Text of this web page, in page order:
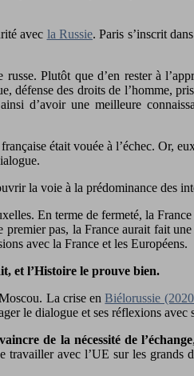
avec la Russie. Paris s’inscrit
Plutôt que d’en rester à
défense des droits de l’homme,
d’avoir une meilleure
était vouée à l’échec. Or,
la voie à la prédominance des
En terme de fermeté, la
pas, la France aurait fait
avec la France et les Européens.
et l’Histoire le prouve bien.
La crise enBiélorussie
le dialogue et ses réflexions avec
de la nécessité de l’échange
avec l’UE sur les grands